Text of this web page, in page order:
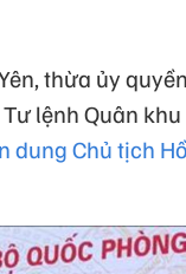
thừa ủy
lệnh Quân khu
dung Chủ tịch